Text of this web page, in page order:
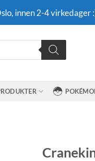
innen 2-4 virkedager